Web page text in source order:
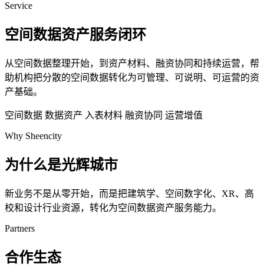
Service
空间数据资产服务闭环
从空间数据整理开始，到资产材料、融资协同和持续运营，帮
助机构把分散的空间数据转化为可管理、可说明、可运营的资
产基础。
空间数据 数据资产 入表材料 融资协同 运营增值
Why Sheencity
为什么是光辉城市
新业务不是从零开始，而是把建筑学、空间数字化、XR、高
校和设计行业资源，转化为空间数据资产服务能力。
Partners
合作生态